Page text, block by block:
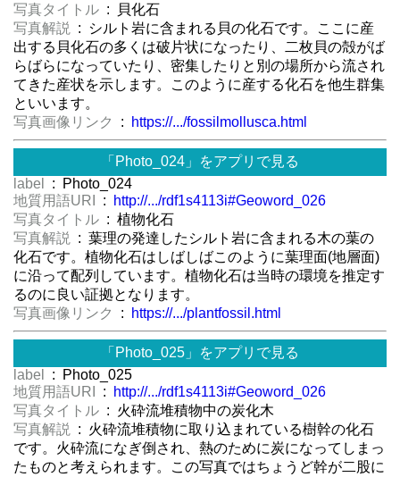
写真タイトル : 貝化石
写真解説
: シルト岩に含まれる貝の化石です。ここに産
出する貝化石の多くは破片状になったり、二枚貝の殻がば
らばらになっていたり、密集したりと別の場所から流され
てきた産状を示します。このように産する化石を他生群集
といいます。
写真画像リンク
: https://.../fossilmollusca.html
「Photo_024」をアプリで見る
label
: Photo_024
地質用語URI
:
http://.../rdf1s4113i#Geoword_026
写真タイトル : 植物化石
写真解説
: 葉理の発達したシルト岩に含まれる木の葉の
化石です。植物化石はしばしばこのように葉理面(地層面)
に沿って配列しています。植物化石は当時の環境を推定す
るのに良い証拠となります。
写真画像リンク
: https://.../plantfossil.html
「Photo_025」をアプリで見る
label
: Photo_025
地質用語URI
:
http://.../rdf1s4113i#Geoword_026
写真タイトル : 火砕流堆積物中の炭化木
写真解説
: 火砕流堆積物に取り込まれている樹幹の化石
です。火砕流になぎ倒され、熱のために炭になってしまっ
たものと考えられます。この写真ではちょうど幹が二股に